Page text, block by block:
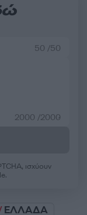
50 /50
2000 /2000
ισχύουν
ΕΛΛΑΔΑ